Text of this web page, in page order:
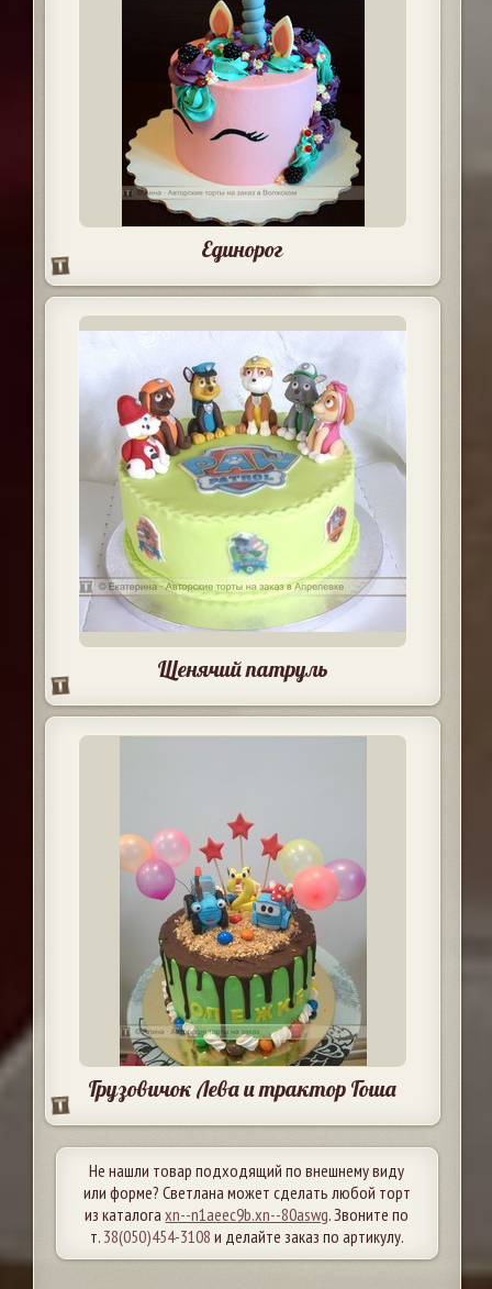
Единорог
Щенячий патруль
Грузовичок Лева и трактор Гоша
Не нашли товар подходящий по внешнему виду
или форме? Светлана может сделать любой торт
из каталогаxn--n1aeec9b.xn--80aswg. Звоните по
т. 38(050)454-3108 и делайте заказ по артикулу.